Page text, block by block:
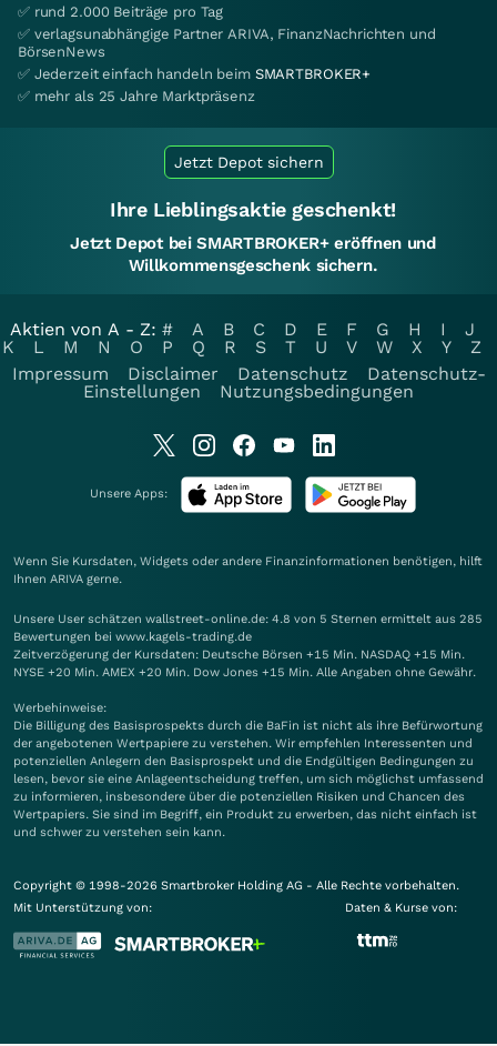
✅ rund 2.000 Beiträge pro Tag
✅ verlagsunabhängige Partner ARIVA, FinanzNachrichten und
BörsenNews
✅ Jederzeit einfach handeln beim SMARTBROKER+
✅ mehr als 25 Jahre Marktpräsenz
Jetzt Depot sichern
Ihre Lieblingsaktie geschenkt!
Jetzt Depot bei SMARTBROKER+ eröffnen und
Willkommensgeschenk sichern.
Aktien von A - Z: # A B C D E F G H I
J
K
L M N O P Q R S T U V W X Y
Z
Impressum
Disclaimer Datenschutz
Datenschutz-
Einstellungen
Nutzungsbedingungen
Unsere Apps:
Wenn Sie Kursdaten, Widgets oder andere Finanzinformationen benötigen, hilft
Ihnen ARIVA gerne.
Unsere User schätzen wallstreet-online.de: 4.8 von 5 Sternen ermittelt aus 285
Bewertungen bei www.kagels-trading.de
Zeitverzögerung der Kursdaten: Deutsche Börsen +15 Min. NASDAQ +15 Min.
NYSE +20 Min. AMEX +20 Min. Dow Jones +15 Min. Alle Angaben ohne Gewähr.
Werbehinweise:
Die Billigung des Basisprospekts durch die BaFin ist nicht als ihre Befürwortung
der angebotenen Wertpapiere zu verstehen. Wir empfehlen Interessenten und
potenziellen Anlegern den Basisprospekt und die Endgültigen Bedingungen zu
lesen, bevor sie eine Anlageentscheidung treffen, um sich möglichst umfassend
zu informieren, insbesondere über die potenziellen Risiken und Chancen des
Wertpapiers. Sie sind im Begriff, ein Produkt zu erwerben, das nicht einfach ist
und schwer zu verstehen sein kann.
Copyright © 1998-2026 Smartbroker Holding AG - Alle Rechte vorbehalten.
Mit Unterstützung von:
Daten & Kurse von: